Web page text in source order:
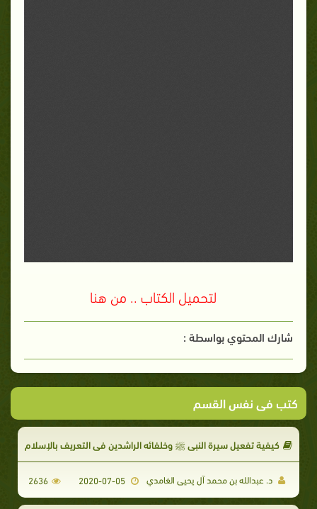
لتحميل الكتاب .. من هنا
شارك المحتوي بواسطة :
كتب فى نفس القسم
كيفية تفعيل سيرة النبي ﷺ وخلفائه الراشدين في التعريف بالإسلام
د. عبدالله بن محمد آل يحيى الغامدي 2020-07-05
2636